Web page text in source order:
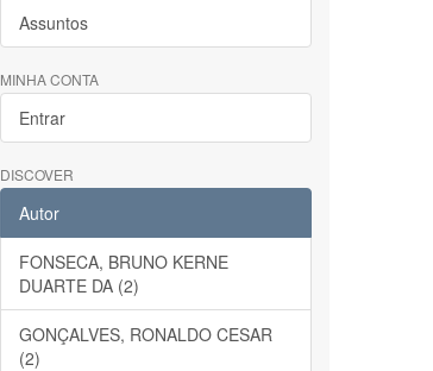
Assuntos
MINHA CONTA
Entrar
DISCOVER
Autor
FONSECA, BRUNO KERNE
DUARTE DA (2)
GONÇALVES, RONALDO CESAR
(2)